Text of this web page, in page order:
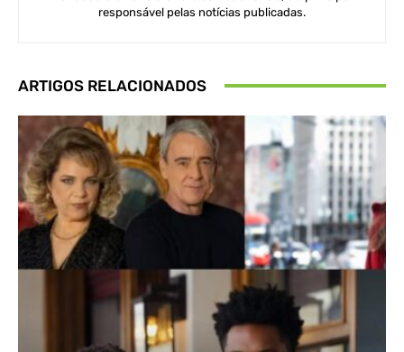
responsável pelas notícias publicadas.
ARTIGOS RELACIONADOS